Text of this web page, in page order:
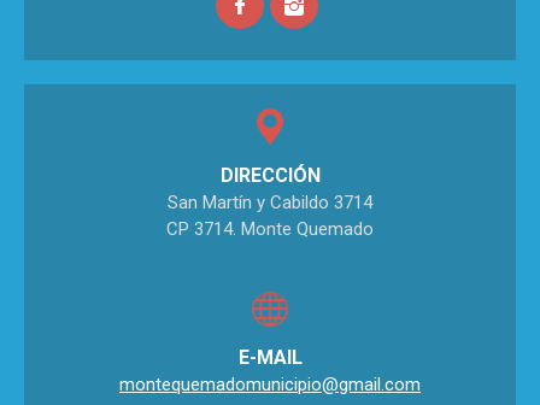
DIRECCIÓN
San Martín y Cabildo 3714
CP 3714. Monte Quemado
E-MAIL
montequemadomunicipio@gmail.com